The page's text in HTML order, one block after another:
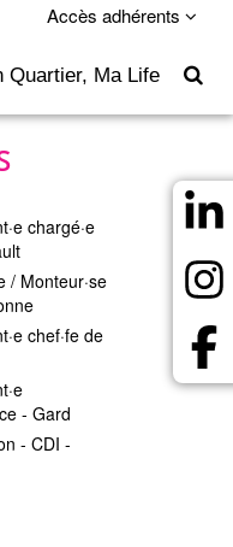
Accès adhérents
Quartier, Ma Life
chargé·e
/ Monteur·se
chef·fe de
- Gard
- CDI -